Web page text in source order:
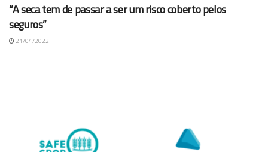
“A seca tem de passar a ser um risco coberto pelos
seguros”
21/04/2022